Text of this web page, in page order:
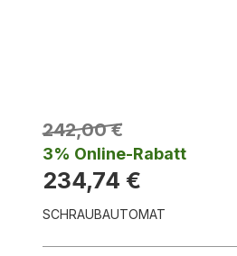
242,00 €
3% Online-Rabatt
234,74 €
SCHRAUBAUTOMAT